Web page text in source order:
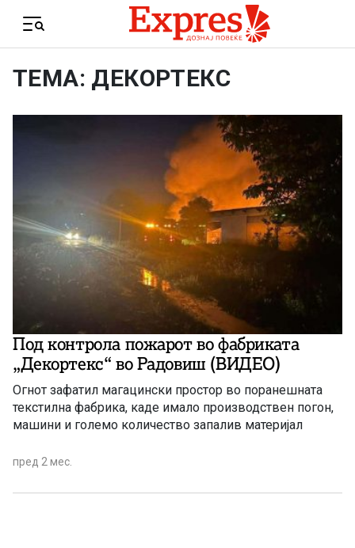
Menu
ТЕМА: ДЕКОРТЕКС
Под контрола пожарот во фабриката
„Декортекс“ во Радовиш (ВИДЕО)
Огнот зафатил магацински простор во поранешната
текстилна фабрика, каде имало производствен погон,
машини и големо количество запалив материјал
пред 2 мес.